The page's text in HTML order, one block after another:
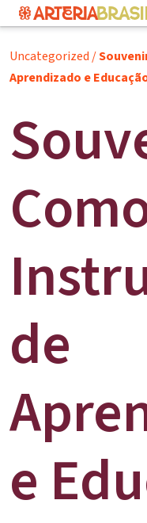
Uncategorized /
Aprendizado e
de
e